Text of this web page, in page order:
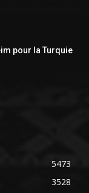
pour la Turquie
5473
3528